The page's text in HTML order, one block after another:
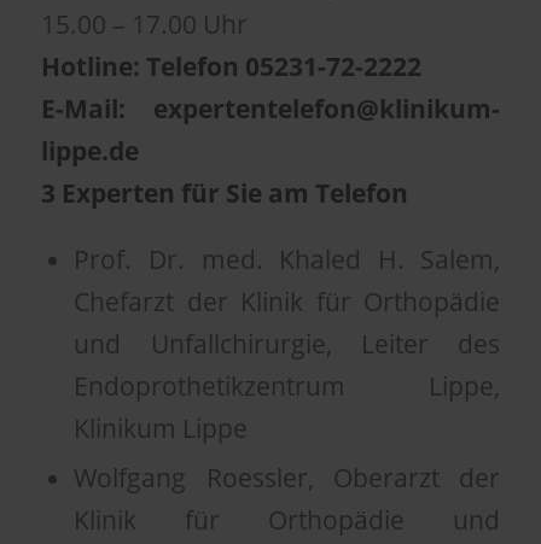
15.00 – 17.00 Uhr
Hotline: Telefon 05231-72-2222
E-Mail: expertentelefon@klinikum-
lippe.de
3 Experten für Sie am Telefon
Prof. Dr. med. Khaled H. Salem,
Chefarzt der Klinik für Orthopädie
und Unfallchirurgie, Leiter des
Endoprothetikzentrum Lippe,
Klinikum Lippe
Wolfgang Roessler, Oberarzt der
Klinik für Orthopädie und